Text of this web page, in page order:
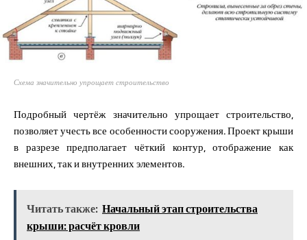
Схема значительно упрощает строительство
Подробный чертёж значительно упрощает строительство,
позволяет учесть все особенности сооружения. Проект крыши
в разрезе предполагает чёткий контур, отображение как
внешних, так и внутренних элементов.
Читать также: Начальный этап строительства
крыши: расчёт кровли